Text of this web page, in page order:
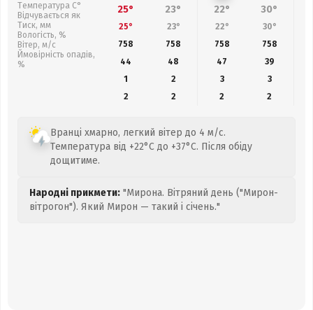
Температура С°
Відчувається як
Тиск, мм
Вологість, %
Вітер, м/с
Ймовірність опадів,
%
25° 23° 22° 30°
25° 23° 22° 30°
758
758 758 758
44
48 47
39
1
2 3
3
2
2 2 2
Вранці хмарно, легкий вітер до 4 м/с.
Температура від +22°C до +37°C. Після обіду
дощитиме.
Народні прикмети: "Мирона. Вітряний день ("Мирон-
вітрогон"). Який Мирон — такий і січень."